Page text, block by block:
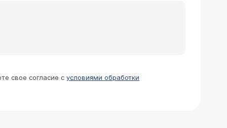
свое согласие сусловиями обработки